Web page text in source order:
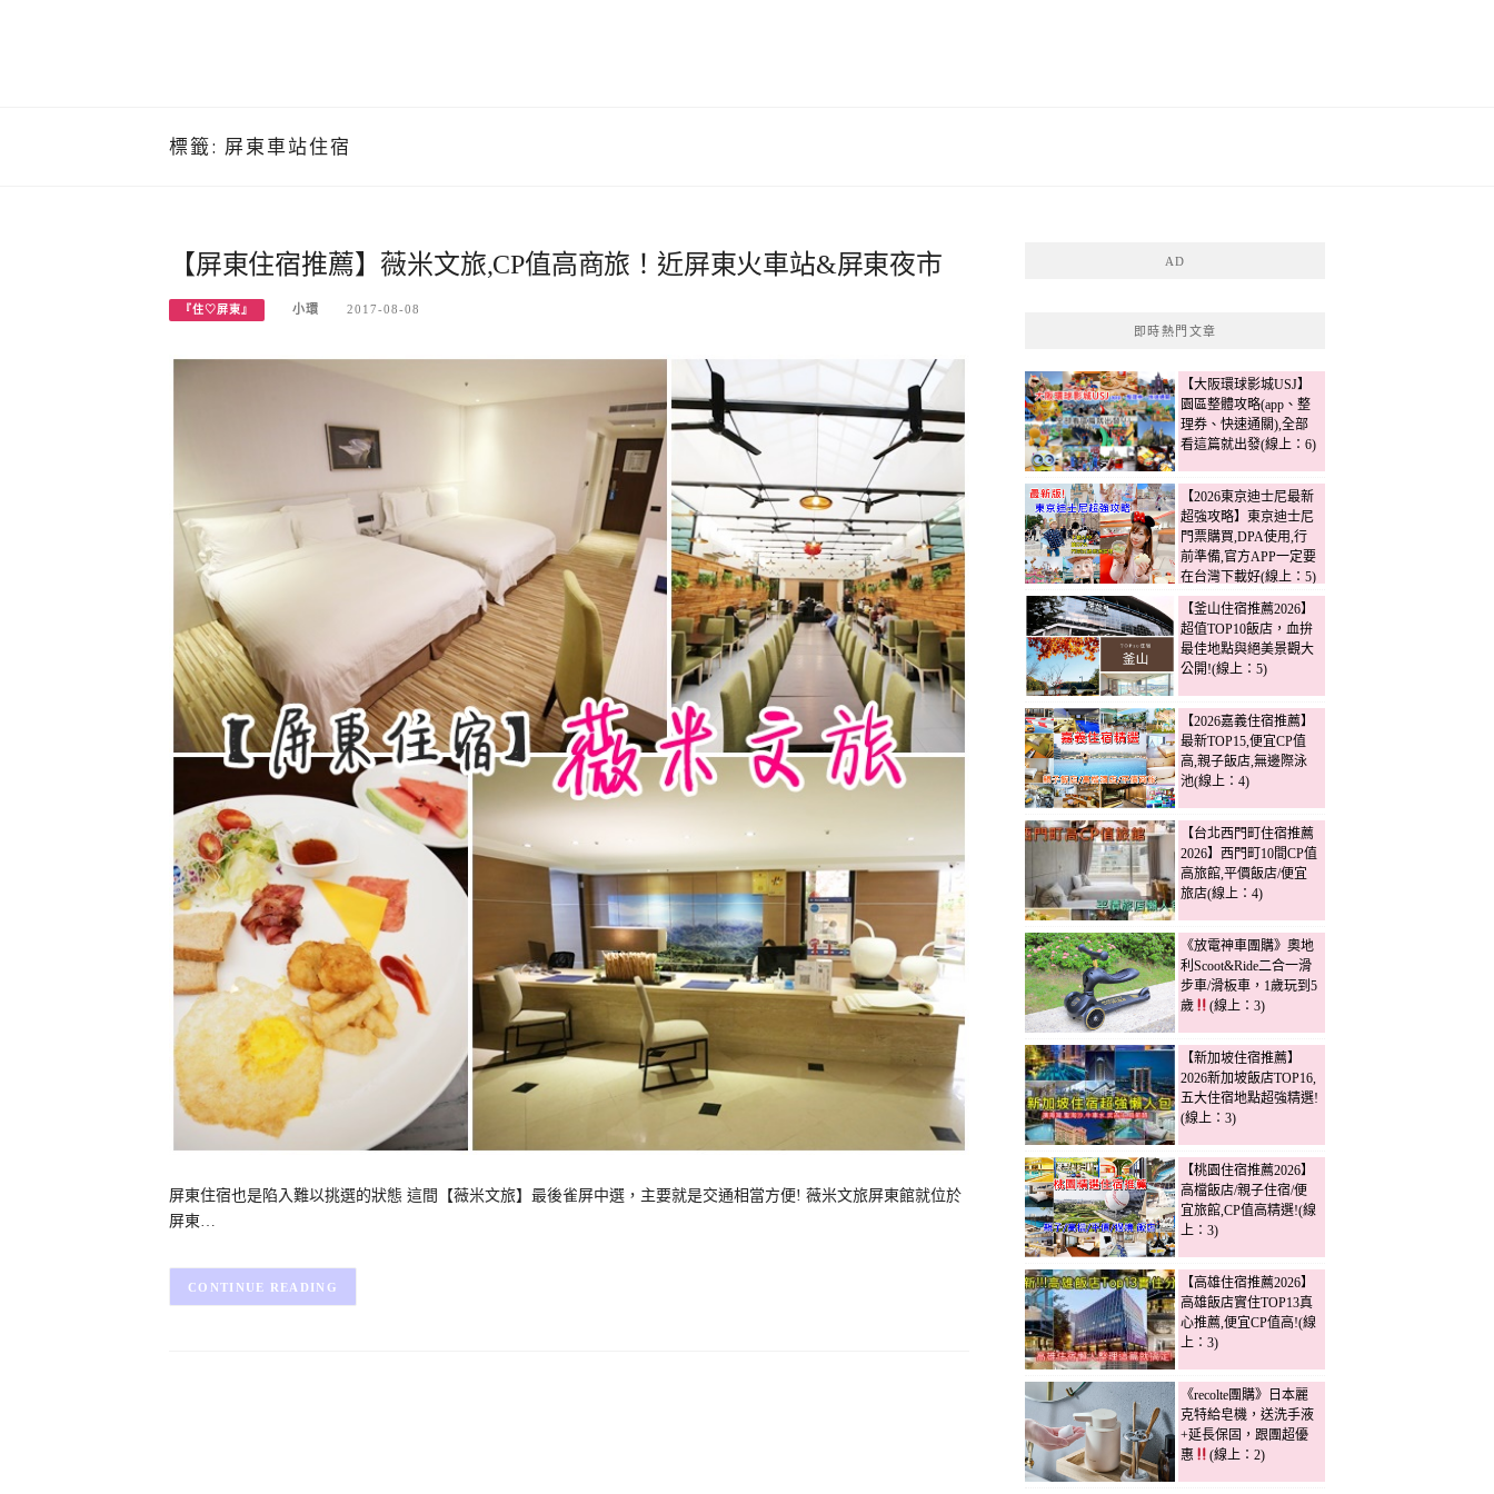
標籤: 屏東車站住宿
【屏東住宿推薦】薇米文旅,CP值高商旅！近屏東火車站&屏東夜市
『住♡屏東』 小環 2017-08-08
屏東住宿也是陷入難以挑選的狀態 這間【薇米文旅】最後雀屏中選，主要就是交通相當方便! 薇米文旅屏東館就位於
屏東…
CONTINUE READING
AD
即時熱門文章
【大阪環球影城USJ】
園區整體攻略(app、整
理券、快速通關),全部
看這篇就出發(線上：6)
【2026東京迪士尼最新
超強攻略】東京迪士尼
門票購買,DPA使用,行
前準備,官方APP一定要
在台灣下載好(線上：5)
【釜山住宿推薦2026】
超值TOP10飯店，血拚
最佳地點與絕美景觀大
公開!(線上：5)
【2026嘉義住宿推薦】
最新TOP15,便宜CP值
高,親子飯店,無邊際泳
池(線上：4)
【台北西門町住宿推薦
2026】西門町10間CP值
高旅館,平價飯店/便宜
旅店(線上：4)
《放電神車團購》奧地
利Scoot&Ride二合一滑
步車/滑板車，1歲玩到5
歲
(線上：3)
【新加坡住宿推薦】
2026新加坡飯店TOP16,
五大住宿地點超強精選!
(線上：3)
【桃園住宿推薦2026】
高檔飯店/親子住宿/便
宜旅館,CP值高精選!(線
上：3)
【高雄住宿推薦2026】
高雄飯店實住TOP13真
心推薦,便宜CP值高!(線
上：3)
《recolte團購》日本麗
克特給皂機，送洗手液
+延長保固，跟團超優
惠
(線上：2)